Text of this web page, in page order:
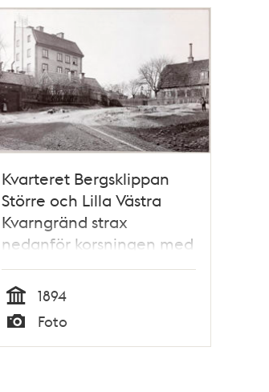
Kvarteret Bergsklippan
Större och Lilla Västra
Kvarngränd strax
nedanför korsningen med
Östra Kvarngränd på
Kungsklippan år 1894.
Tid
1894
Typ
Foto